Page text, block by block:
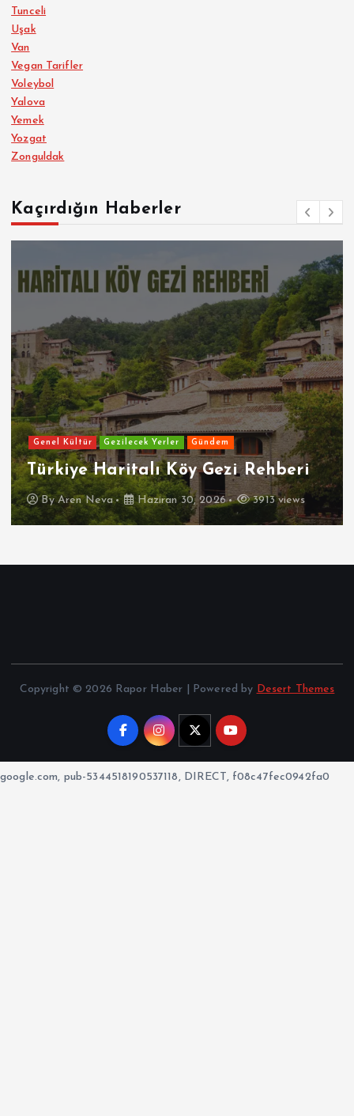
Tunceli
Uşak
Van
Vegan Tarifler
Voleybol
Yalova
Yemek
Yozgat
Zonguldak
Kaçırdığın Haberler
Genel Kültür Gezilecek Yerler Gündem
Türkiye Haritalı Köy Gezi Rehberi
ByAren Neva Haziran 30, 2026 3913 views
Copyright © 2026 Rapor Haber | Powered by Desert Themes
google.com, pub-5344518190537118, DIRECT, f08c47fec0942fa0